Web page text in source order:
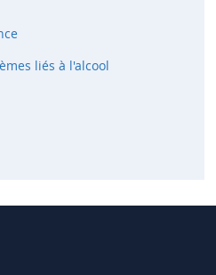
liés à l'alcool